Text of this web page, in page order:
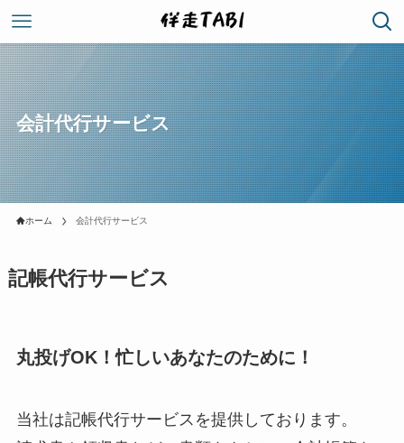
会計代行サービス
ホーム 会計代行サービス
記帳代行サービス
丸投げOK！忙しいあなたのために！
当社は記帳代行サービスを提供しております。